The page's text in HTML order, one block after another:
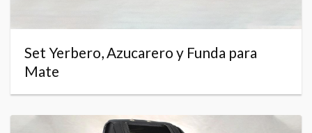
Set Yerbero, Azucarero y Funda para
Mate